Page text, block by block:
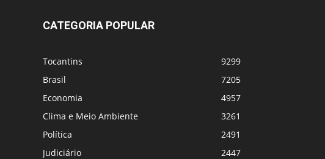
CATEGORIA POPULAR
Tocantins
9299
Brasil
7205
Economia
4957
Clima e Meio Ambiente
3261
Política
2491
Judiciário
2447